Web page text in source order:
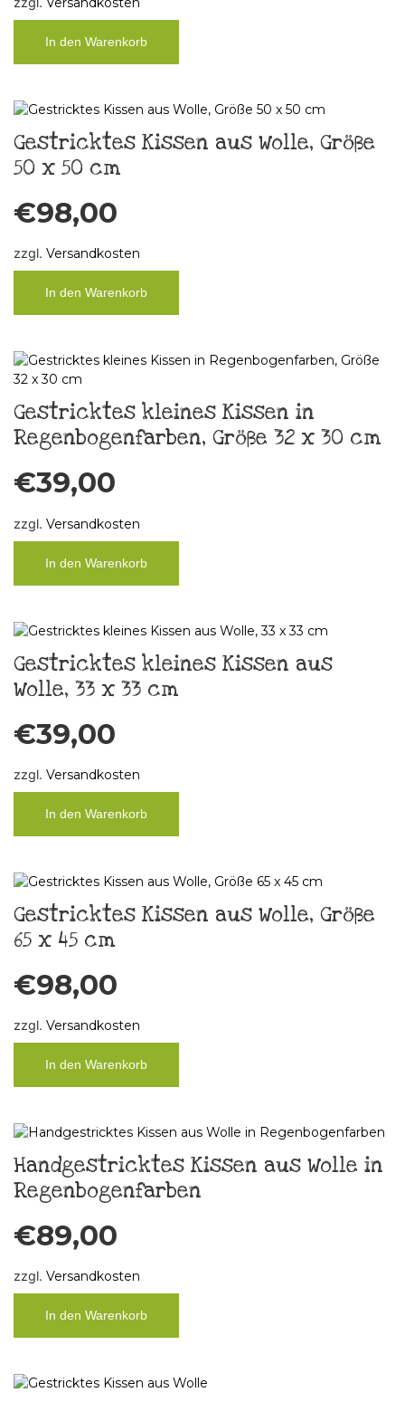
In den Warenkorb
Gestricktes Kissen aus Wolle, Größe
50 x 50 cm
€98,00
zzgl. Versandkosten
In den Warenkorb
Gestricktes kleines Kissen in
Regenbogenfarben, Größe 32 x 30 cm
€39,00
zzgl. Versandkosten
In den Warenkorb
Gestricktes kleines Kissen aus
Wolle, 33 x 33 cm
€39,00
zzgl. Versandkosten
In den Warenkorb
Gestricktes Kissen aus Wolle, Größe
65 x 45 cm
€98,00
zzgl. Versandkosten
In den Warenkorb
Handgestricktes Kissen aus Wolle in
Regenbogenfarben
€89,00
zzgl. Versandkosten
In den Warenkorb